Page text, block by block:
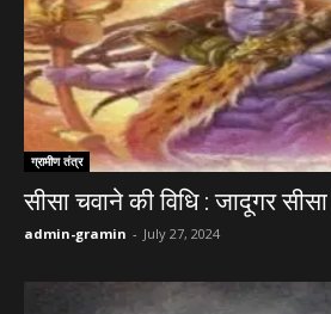
ग्रामीण तंत्र
सीसा चवाने की विधि : जादूगर
admin-gramin - July 27, 2024